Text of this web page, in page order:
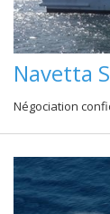
Navetta
Négociation